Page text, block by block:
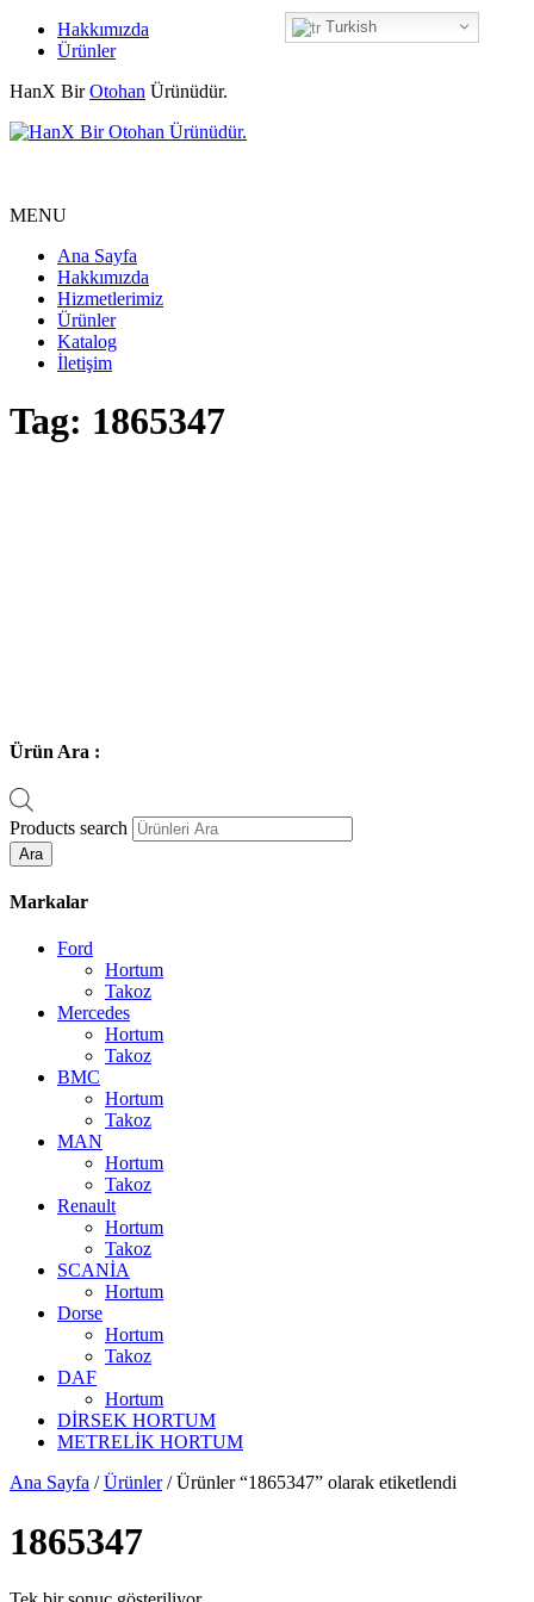
Hakkımızda
Ürünler
HanX BirOtohan Ürünüdür.
MENU
Ana Sayfa
Hakkımızda
Hizmetlerimiz
Ürünler
Katalog
İletişim
Tag: 1865347
Ürün Ara :
Products search
Ara
Markalar
Ford
Hortum
Takoz
Mercedes
Hortum
Takoz
BMC
Hortum
Takoz
MAN
Hortum
Takoz
Renault
Hortum
Takoz
SCANİA
Hortum
Dorse
Hortum
Takoz
DAF
Hortum
DİRSEK HORTUM
METRELİK HORTUM
Ana Sayfa /Ürünler/ Ürünler “1865347” olarak etiketlendi
1865347
Turkish